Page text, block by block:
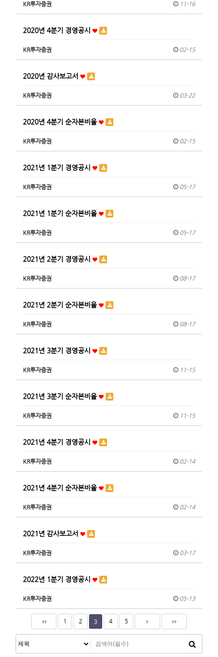
KR투자증권 11-16
2020년 4분기 경영공시
KR투자증권 02-15
2020년 감사보고서
KR투자증권 03-22
2020년 4분기 순자본비율
KR투자증권 02-15
2021년 1분기 경영공시
KR투자증권 05-17
2021년 1분기 순자본비율
KR투자증권 05-17
2021년 2분기 경영공시
KR투자증권 08-17
2021년 2분기 순자본비율
KR투자증권 08-17
2021년 3분기 경영공시
KR투자증권 11-15
2021년 3분기 순자본비율
KR투자증권 11-15
2021년 4분기 경영공시
KR투자증권 02-14
2021년 4분기 순자본비율
KR투자증권 02-14
2021년 감사보고서
KR투자증권 03-17
2022년 1분기 경영공시
KR투자증권 05-13
1 2 3 4 5